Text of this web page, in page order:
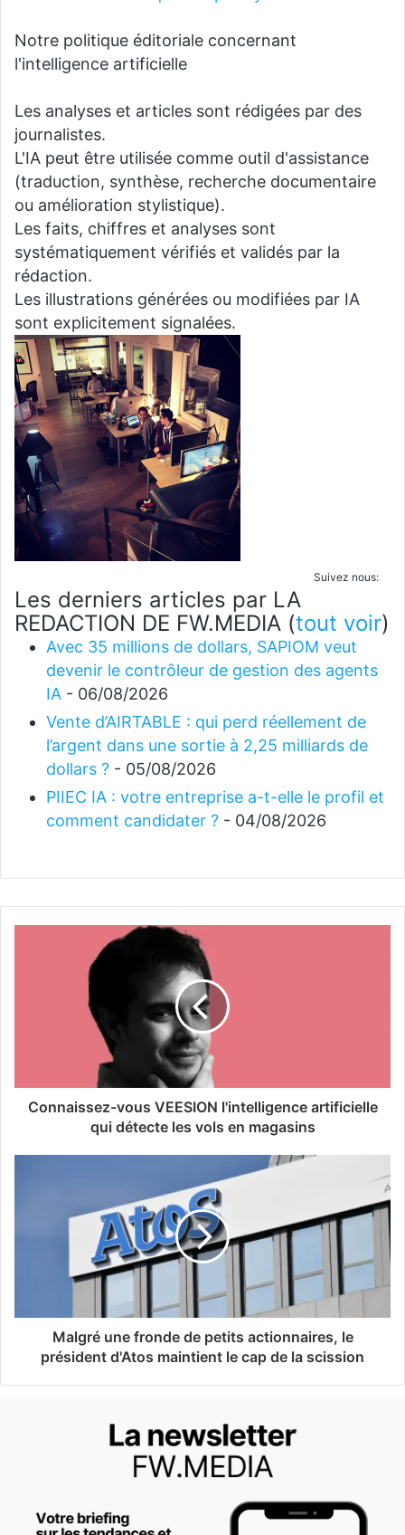
Notre politique éditoriale concernant
l'intelligence artificielle
Les analyses et articles sont rédigées par des
journalistes.
L'IA peut être utilisée comme outil d'assistance
(traduction, synthèse, recherche documentaire
ou amélioration stylistique).
Les faits, chiffres et analyses sont
systématiquement vérifiés et validés par la
rédaction.
Les illustrations générées ou modifiées par IA
sont explicitement signalées.
Suivez nous:
Les derniers articles par LA
REDACTION DE FW.MEDIA (tout voir)
Avec 35 millions de dollars, SAPIOM veut
devenir le contrôleur de gestion des agents
IA - 06/08/2026
Vente d’AIRTABLE : qui perd réellement de
l’argent dans une sortie à 2,25 milliards de
dollars ? - 05/08/2026
PIIEC IA : votre entreprise a-t-elle le profil et
comment candidater ? - 04/08/2026
Connaissez-vous VEESION l'intelligence artificielle
qui détecte les vols en magasins
Malgré une fronde de petits actionnaires, le
président d'Atos maintient le cap de la scission